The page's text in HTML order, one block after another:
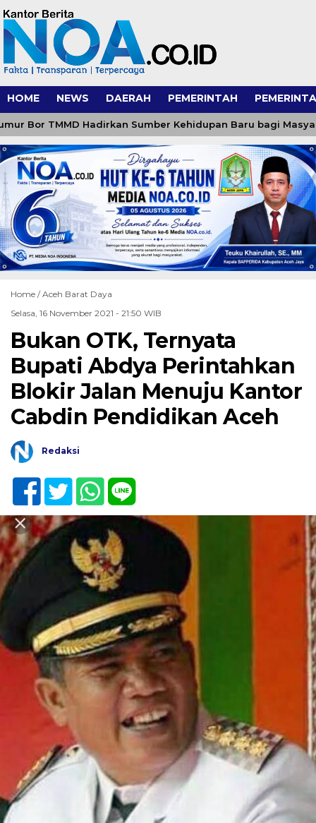
HOME NEWS DAERAH PEMERINTAH
Bor TMMD Hadirkan Sumber Kehidupan Baru bagi
Home /Aceh Barat Daya
Selasa, 16 November 2021 - 21:50 WIB
Bukan OTK, Ternyata
Bupati Abdya Perintahkan
Blokir Jalan Menuju Kantor
Cabdin Pendidikan Aceh
Redaksi